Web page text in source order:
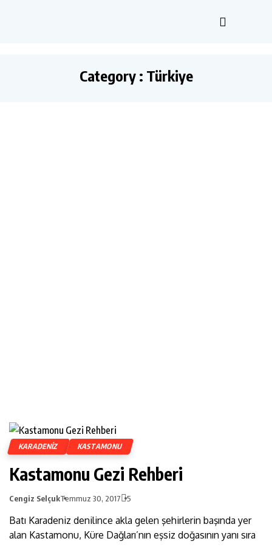
Category : Türkiye
KARADENIZ KASTAMONU
Kastamonu Gezi Rehberi
Cengiz SelçukTemmuz 30, 2017 5
Batı Karadeniz denilince akla gelen şehirlerin başında yer
alan Kastamonu, Küre Dağları’nın eşsiz doğasının yanı sıra